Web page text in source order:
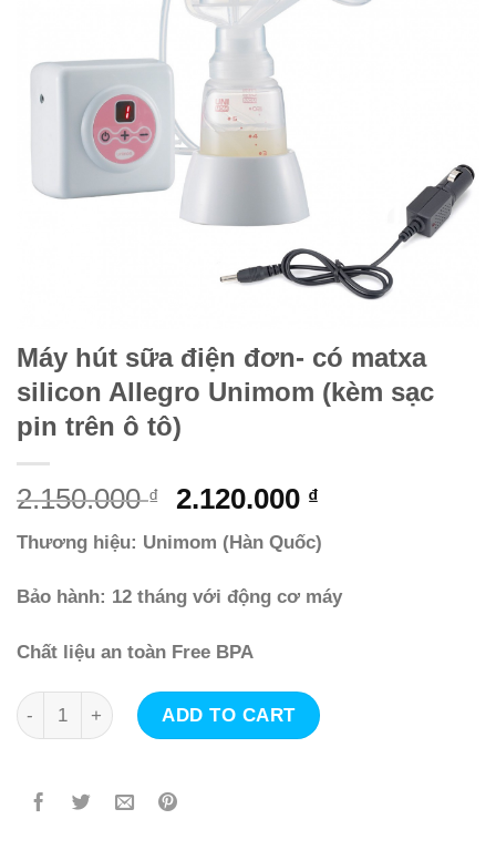
Máy hút sữa điện đơn- có matxa
silicon Allegro Unimom (kèm sạc
pin trên ô tô)
2.150.000₫ 2.120.000 ₫
Thương hiệu: Unimom (Hàn Quốc)
Bảo hành: 12 tháng với động cơ máy
Chất liệu an toàn Free BPA
Máy hút sữa điện đơn- có matxa silicon Allegro Unimom
ADD TO CART